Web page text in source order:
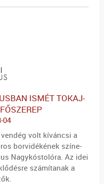
ISMÉT TOKAJ-
04
volt kíváncsi a
borvidékének színe-
Nagykóstolóra. Az idei
számítanak a